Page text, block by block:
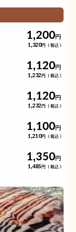
1,200円
1,320円（税込）
1,120円
1,232円（税込）
1,120円
1,232円（税込）
1,100円
1,210円（税込）
1,350円
1,485円（税込）